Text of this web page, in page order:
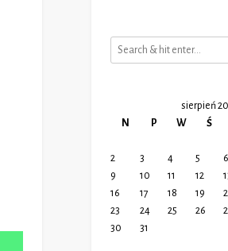
sierpień
N
P W Ś
2
3 4 5 6
9
10 11 12
16
17 18 19
23
24 25 26
30
31